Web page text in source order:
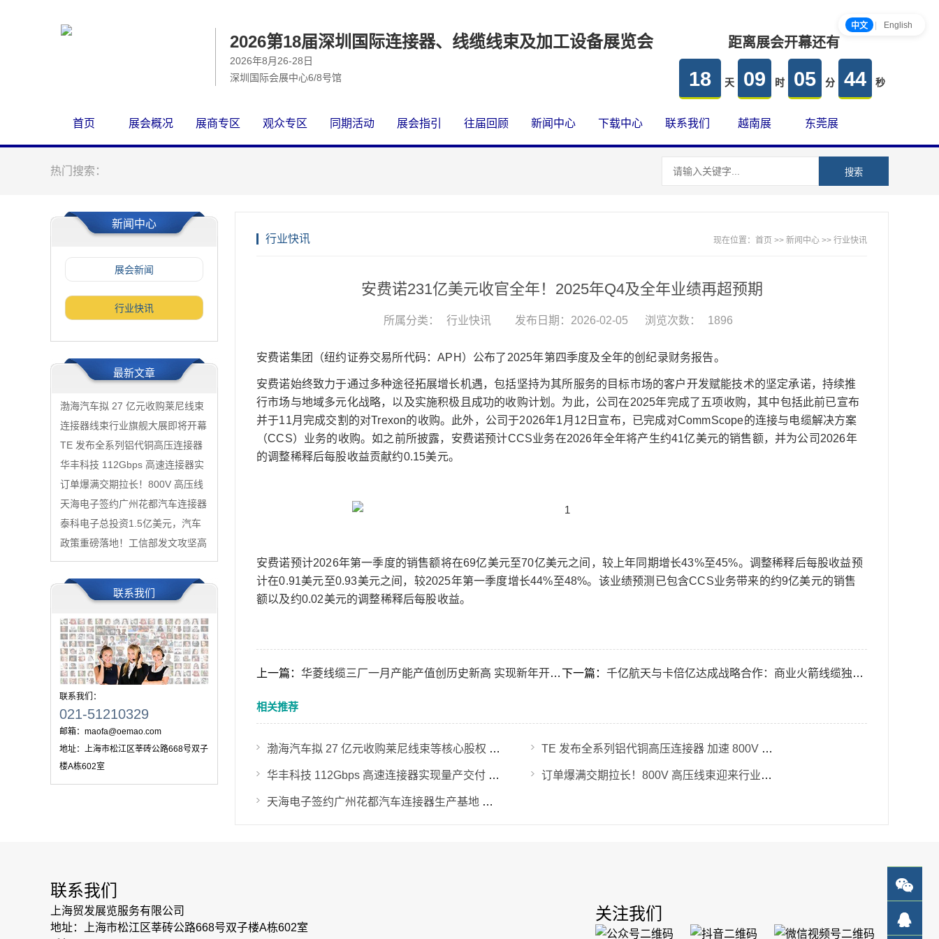
2026第18届深圳国际连接器、线缆线束及加工设备展览会
2026年8月26-28日
深圳国际会展中心6/8号馆
距离展会开幕还有
18 天 09 时 05 分 44 秒
中文 | English
首页 展会概况 展商专区 观众专区 同期活动 展会指引 往届回顾 新闻中心 下载中心 联系我们 越南展 东莞展
热门搜索： 搜索
行业快讯 现在位置： 首页 >> 新闻中心 >> 行业快讯
安费诺231亿美元收官全年！2025年Q4及全年业绩再超预期
所属分类： 行业快讯 发布日期：2026-02-05 浏览次数： 1896
安费诺集团（纽约证券交易所代码：APH）公布了2025年第四季度及全年的创纪录财务报告。
安费诺始终致力于通过多种途径拓展增长机遇，包括坚持为其所服务的目标市场的客户开发赋能技术的坚定承诺，持续推
行市场与地域多元化战略，以及实施积极且成功的收购计划。为此，公司在2025年完成了五项收购，其中包括此前已宣布
并于11月完成交割的对Trexon的收购。此外，公司于2026年1月12日宣布，已完成对CommScope的连接与电缆解决方案
（CCS）业务的收购。如之前所披露，安费诺预计CCS业务在2026年全年将产生约41亿美元的销售额，并为公司2026年
的调整稀释后每股收益贡献约0.15美元。
安费诺预计2026年第一季度的销售额将在69亿美元至70亿美元之间，较上年同期增长43%至45%。调整稀释后每股收益预
计在0.91美元至0.93美元之间，较2025年第一季度增长44%至48%。该业绩预测已包含CCS业务带来的约9亿美元的销售
额以及约0.02美元的调整稀释后每股收益。
上一篇： 华菱线缆三厂一月产能产值创历史新高 实现新年开门红 下一篇： 千亿航天与卡倍亿达成战略合作：商业火箭线缆独家供应，首批订单 67 万元落地
相关推荐
渤海汽车拟 27 亿元收购莱尼线束等核心股权 加码新能源线束与零部件一体化布局 TE 发布全系列铝代铜高压连接器 加速 800V 轻量化规模化落地
华丰科技 112Gbps 高速连接器实现量产交付 224Gbps 产品验证提速 订单爆满交期拉长！800V 高压线束迎来行业紧缺潮，ICH 深圳展助力产业链破局
天海电子签约广州花都汽车连接器生产基地 华南一体化制造布局落地
新闻中心
展会新闻
行业快讯
最新文章
渤海汽车拟 27 亿元收购莱尼线束
等核心股权 加码新能源线束与零
部件一体化布局
连接器线束行业旗舰大展即将开幕
观众预登记火热进行中...
TE 发布全系列铝代铜高压连接器
加速 800V 轻量化规模化落地
华丰科技 112Gbps 高速连接器实
现量产交付 224Gbps 产品验证提
速
订单爆满交期拉长！800V 高压线
束迎来行业紧缺潮，ICH 深圳展助
力产业链破局
天海电子签约广州花都汽车连接器
生产基地 华南一体化制造布局落
地
泰科电子总投资1.5亿美元，汽车
事业部南通制造基地正式投入运营
政策重磅落地！工信部发文攻坚高
速光电连接器核心器件，算力光互
联国产化迎来强支撑
联系我们
联系我们：
021-51210329
邮箱： maofa@oemao.com
地址：
上海市松江区莘砖公路668号双子
楼A栋602室
联系我们
上海贸发展览服务有限公司
地址：上海市松江区莘砖公路668号双子楼A栋602室
关注我们